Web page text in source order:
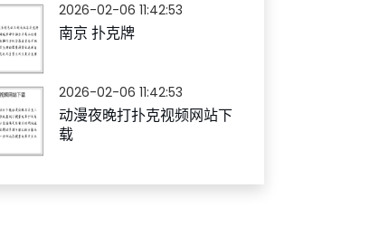
2026-02-06 11:42:53
南京 扑克牌
2026-02-06 11:42:53
动漫夜晚打扑克视频网站下
载